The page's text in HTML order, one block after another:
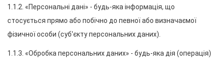
1.1.2. «Персональні дані» - будь-яка інформація, що
стосується прямо або побічно до певної або визначаємої
фізичної особи (суб'єкту персональних даних).
1.1.3. «Обробка персональних даних» - будь-яка дія (операція)